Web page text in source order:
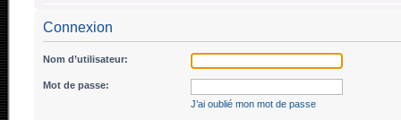
Connexion
Nom d’utilisateur:
Mot de passe:
J’ai oublié mon mot de passe